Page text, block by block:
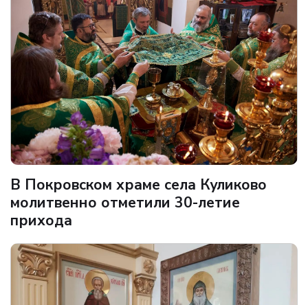
В Покровском храме села Куликово
молитвенно отметили 30-летие
прихода